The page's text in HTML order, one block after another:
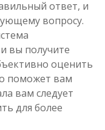
ответ, и
вопросу.
вы получите
оценить
поможет вам
вам следует
для более